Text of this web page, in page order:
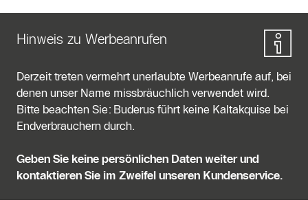
Hinweis zu Werbeanrufen
Derzeit treten vermehrt unerlaubte Werbeanrufe auf, bei
denen unser Name missbräuchlich verwendet wird.
Bitte beachten Sie: Buderus führt keine Kaltakquise bei
Endverbrauchern durch.
Geben Sie keine persönlichen Daten weiter und
kontaktieren Sie im Zweifel unseren Kundenservice.